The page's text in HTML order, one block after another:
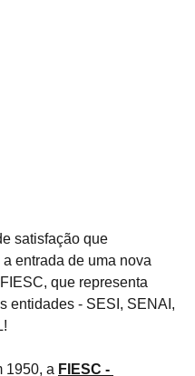
satisfação que
entrada de uma nova
que representa
entidades - SESI, SENAI,
1950, a FIESC -